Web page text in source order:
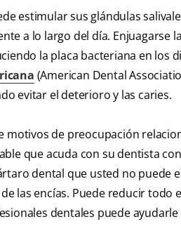
estimular sus glándulas
a lo largo del día. Enjuagarse
la placa bacteriana en los
(American Dental
evitar el deterioro y las caries.
motivos de preocupación
que acuda con su dentista
dental que usted no puede
las encías. Puede reducir
dentales puede